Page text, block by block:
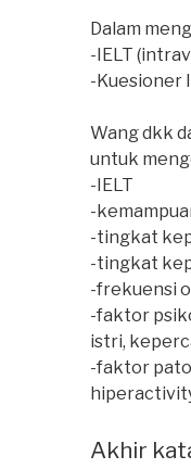
Dalam
-IELT
-Kuesioner
Wang dkk
untuk
-IELT
-
-tingkat
-tingkat
-frekuensi
-faktor
istri,
-faktor
Akhir